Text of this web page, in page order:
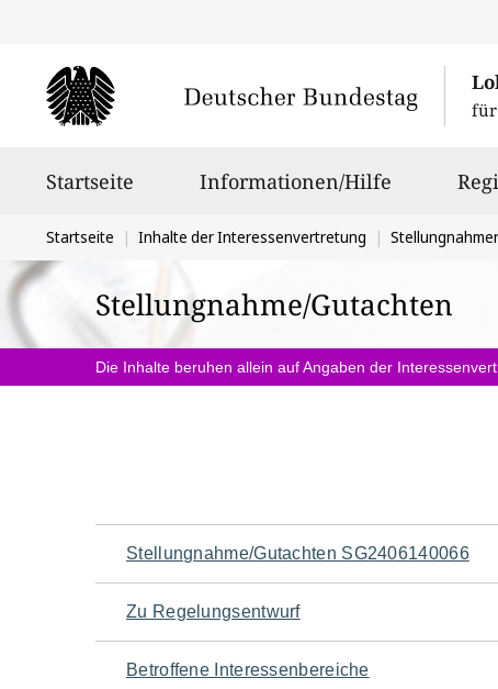
für
Startseite Informationen/Hilfe
Sie
befinden
sich
hier:
Startseite Inhalte der Interessenvertretung
Stellungnahme/Gutachten
Die Inhalte beruhen allein auf Angaben der
Navigation
für
den
Stellungnahme/Gutachten SG2406140066
Zu Regelungsentwurf
Betroffene Interessenbereiche